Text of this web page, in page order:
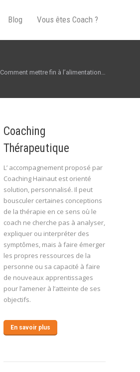
Blog Vous êtes Coach ?
Comment mettre fin à l’alimentation…
Coaching
Thérapeutique
L’ accompagnement proposé par
Coaching Hainaut est orienté
solution, personnalisé. Il peut
bousculer certaines conceptions
de la thérapie en ce sens où le
coach ne cherche pas à analyser,
expliquer ou interpréter des
symptômes, mais à faire émerger
les propres ressources de la
personne ou sa capacité à faire
de nouveaux apprentissages
pour l’amener à l’atteinte de ses
objectifs.
En savoir plus